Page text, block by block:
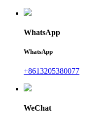
WhatsApp
WhatsApp
+8613205380077
WeChat